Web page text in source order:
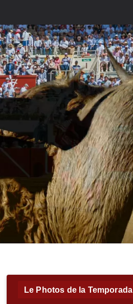
Le Photos de la Temporada